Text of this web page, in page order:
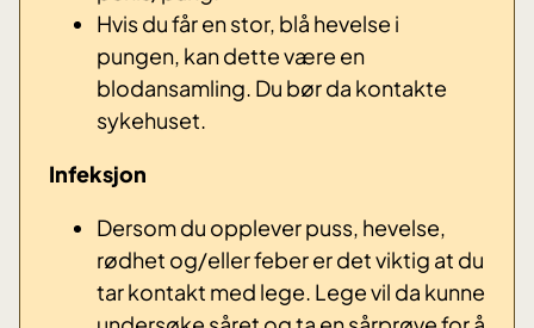
Hvis du får en stor, blå hevelse i
pungen, kan dette være en
blodansamling. Du bør da kontakte
sykehuset.
Infeksjon
Dersom du opplever puss, hevelse,
rødhet og/eller feber er det viktig at du
tar kontakt med lege. Lege vil da kunne